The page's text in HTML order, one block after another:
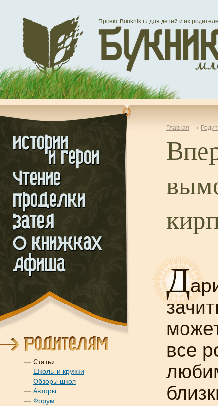
Проект Booknik.ru для детей и их
— Статьи
— Школы и кружки
— Обзоры школ
— Авторы
— Форум
Главная
Д
все